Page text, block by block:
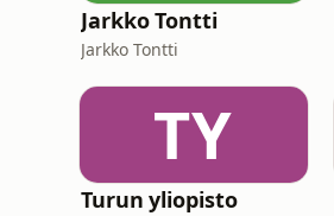
Jarkko Tontti
Jarkko Tontti
TY
Turun yliopisto